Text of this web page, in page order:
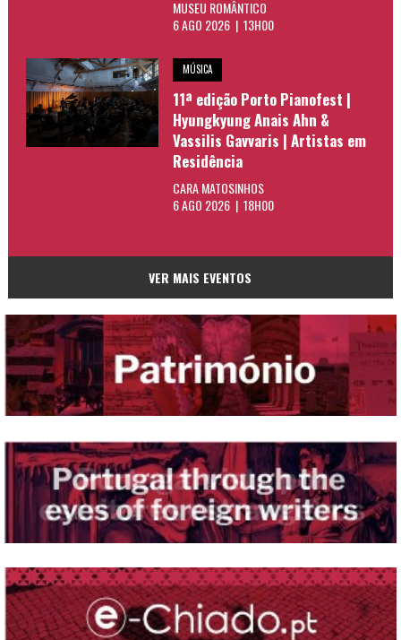
MUSEU ROMÂNTICO
6 AGO 2026 | 13H00
MÚSICA
11ª edição Porto Pianofest |
Hyungkyung Anais Ahn &
Vassilis Gavvaris | Artistas em
Residência
CARA MATOSINHOS
6 AGO 2026 | 18H00
VER MAIS EVENTOS